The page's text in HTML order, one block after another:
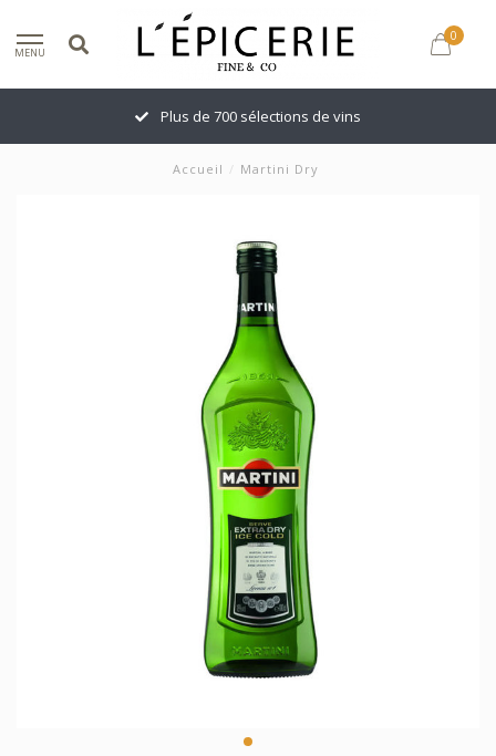
MENU
0
Plus de 700 sélections de vins
Accueil / Martini Dry